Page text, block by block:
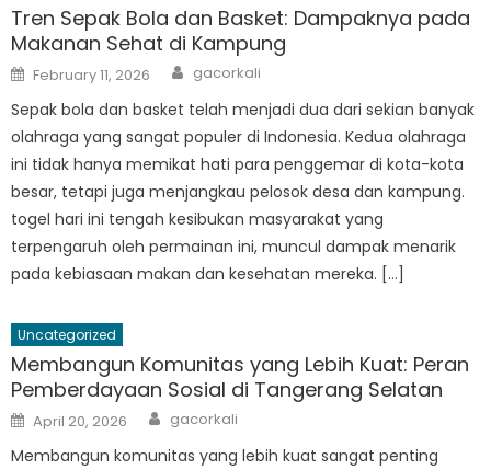
Tren Sepak Bola dan Basket: Dampaknya pada
Makanan Sehat di Kampung
Posted
on
February 11, 2026 Author
gacorkali
Sepak bola dan basket telah menjadi dua dari sekian banyak
olahraga yang sangat populer di Indonesia. Kedua olahraga
ini tidak hanya memikat hati para penggemar di kota-kota
besar, tetapi juga menjangkau pelosok desa dan kampung.
togel hari ini tengah kesibukan masyarakat yang
terpengaruh oleh permainan ini, muncul dampak menarik
pada kebiasaan makan dan kesehatan mereka. […]
Uncategorized
Membangun Komunitas yang Lebih Kuat: Peran
Pemberdayaan Sosial di Tangerang Selatan
Posted
on
April 20, 2026 Author
gacorkali
Membangun komunitas yang lebih kuat sangat penting